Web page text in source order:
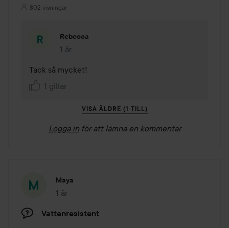
802 visningar
Rebecca
1 år
Kommentaren lades 1 år
Tack så mycket!
1 gillar
VISA ÄLDRE (1 TILL)
Logga in för att lämna en kommentar
Maya
1 år
Inlägget skapades 1 år
Vattenresistent